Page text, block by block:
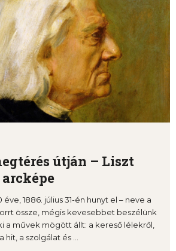
útján – Liszt
éve, 1886. július 31-én hunyt el – neve a
össze, mégis kevesebbet beszélünk
a művek mögött állt: a kereső lélekről,
a szolgálat és ...